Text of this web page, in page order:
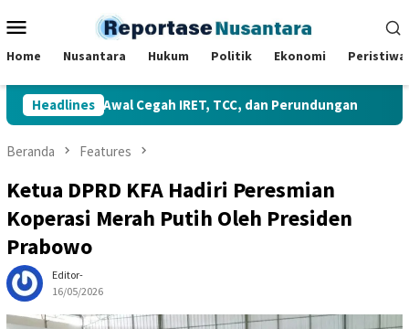
ke
Mobile
Home Nusantara Hukum Politik Ekonomi Peristiwa
Headlines
Awal Cegah IRET, TCC, dan Perundungan Gubernur
Beranda Features
Ketua DPRD KFA Hadiri Peresmian
Koperasi Merah Putih Oleh Presiden
Prabowo
Editor-
16/05/2026